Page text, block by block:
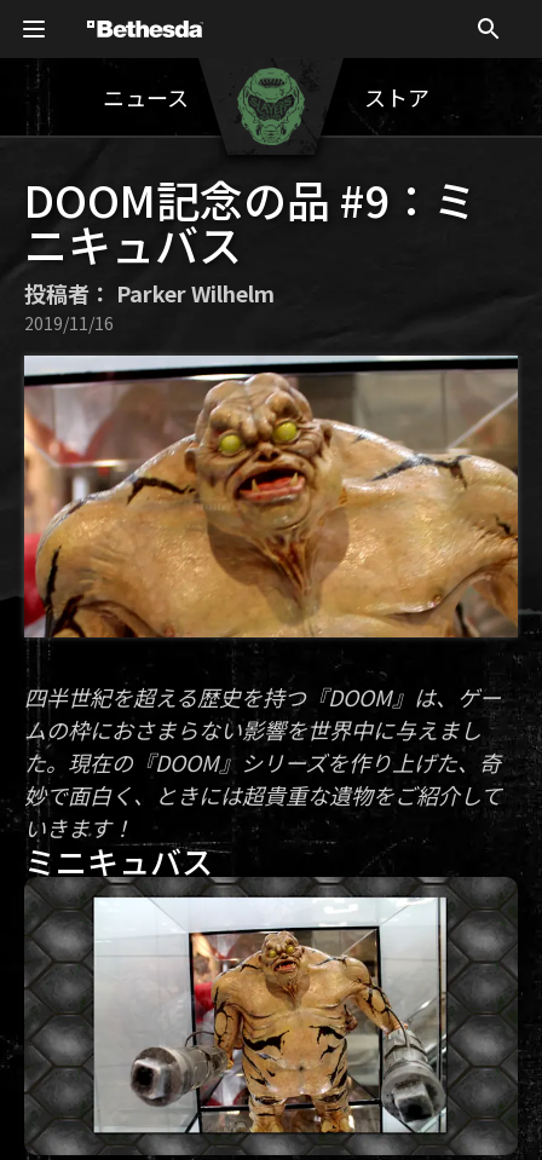
ニュース ストア
DOOM記念の品 #9：ミ
ニキュバス
投稿者： Parker Wilhelm
2019/11/16
四半世紀を超える歴史を持つ『DOOM』は、ゲー
ムの枠におさまらない影響を世界中に与えまし
た。現在の『DOOM』シリーズを作り上げた、奇
妙で面白く、ときには超貴重な遺物をご紹介して
いきます！
ミニキュバス